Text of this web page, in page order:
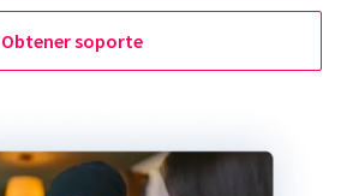
Obtener soporte